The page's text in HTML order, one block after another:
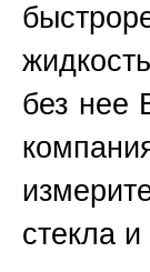
без нее
стекла